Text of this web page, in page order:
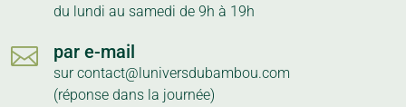
du lundi au samedi de 9h à 19h
 par e-mail
sur contact@luniversdubambou.com
(réponse dans la journée)